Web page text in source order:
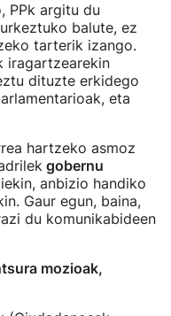
PPk argitu du
balute, ez
tarterik izango.
iragartzearekin
dituzte erkidego
eta
hartzeko asmoz
gobernu
anbizio handiko
Gaur egun, baina,
du komunikabideen
mozioak,